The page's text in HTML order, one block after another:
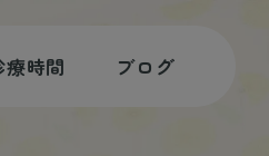
時間 ブログ